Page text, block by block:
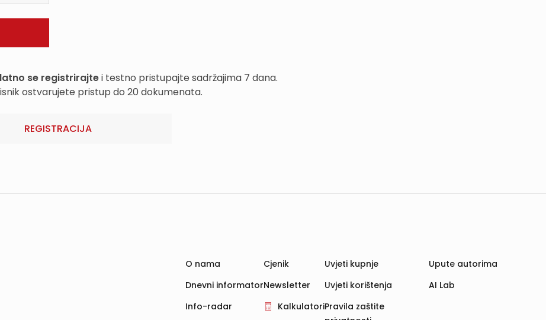
se registrirajtei testno pristupajte sadržajima 7 dana.
ostvarujete pristup do 20 dokumenata.
REGISTRACIJA
O nama
Dnevni informator
Info-radar
Cjenik
Newsletter
Kalkulatori
Uvjeti kupnje
Uvjeti korištenja
Pravila zaštite
Upute autorima
AI Lab